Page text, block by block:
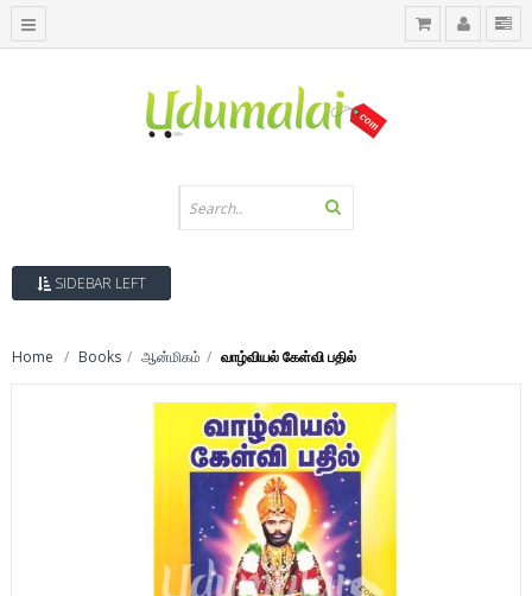
SIDEBAR LEFT
Home Books ஆன்மிகம் வாழ்வியல் கேள்வி பதில்